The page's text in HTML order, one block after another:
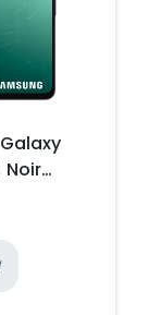
Noir